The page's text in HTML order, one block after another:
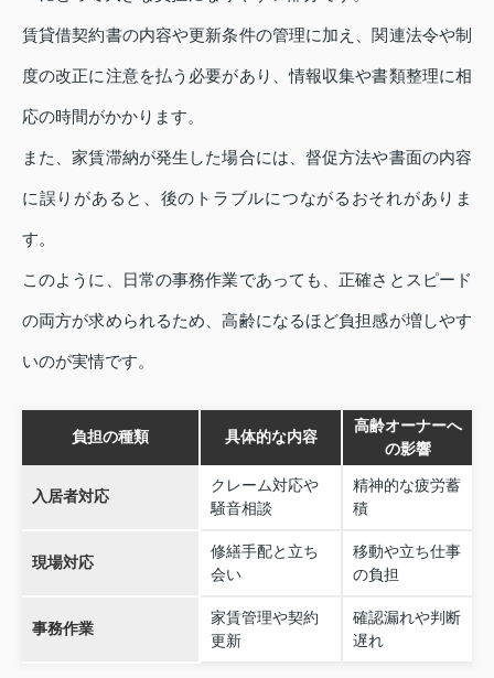
賃貸借契約書の内容や更新条件の管理に加え、関連法令や制
度の改正に注意を払う必要があり、情報収集や書類整理に相
応の時間がかかります。
また、家賃滞納が発生した場合には、督促方法や書面の内容
に誤りがあると、後のトラブルにつながるおそれがありま
す。
このように、日常の事務作業であっても、正確さとスピード
の両方が求められるため、高齢になるほど負担感が増しやす
いのが実情です。
負担の種類 具体的な内容
高齢オーナーへ
の影響
入居者対応
クレーム対応や
騒音相談
精神的な疲労蓄
積
現場対応
修繕手配と立ち
会い
移動や立ち仕事
の負担
事務作業
家賃管理や契約
更新
確認漏れや判断
遅れ